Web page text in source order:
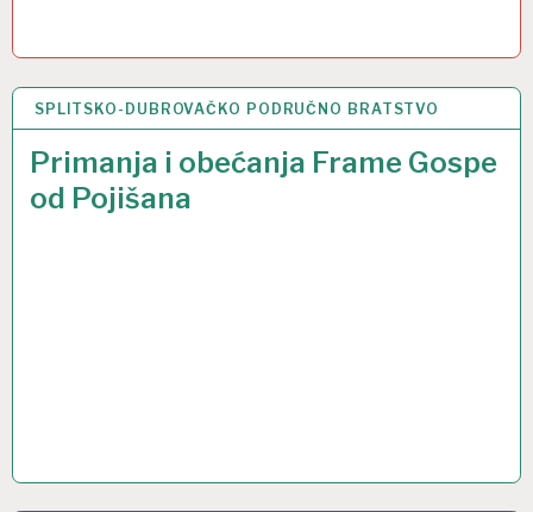
SPLITSKO-DUBROVAČKO PODRUČNO BRATSTVO
Primanja i obećanja Frame Gospe
od Pojišana
14 LIS 2016